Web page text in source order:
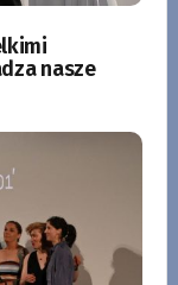
nasze